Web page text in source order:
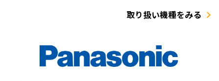
取り扱い機種をみる